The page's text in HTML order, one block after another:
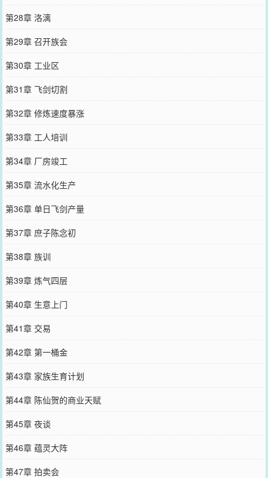
第28章 洛漓
第29章 召开族会
第30章 工业区
第31章 飞剑切割
第32章 修炼速度暴涨
第33章 工人培训
第34章 厂房竣工
第35章 流水化生产
第36章 单日飞剑产量
第37章 庶子陈念初
第38章 族训
第39章 炼气四层
第40章 生意上门
第41章 交易
第42章 第一桶金
第43章 家族生育计划
第44章 陈仙贺的商业天赋
第45章 夜谈
第46章 蕴灵大阵
第47章 拍卖会